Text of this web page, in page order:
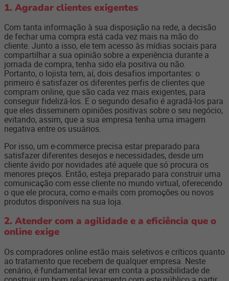
1. Agradar clientes exigentes
Com tanta informação à sua disposição na rede, a decisão
de fechar uma compra está cada vez mais na mão do
cliente. Junto a isso, ele tem acesso às mídias sociais para
compartilhar a sua opinião sobre a experiência durante a
jornada de compra, tenha sido ela positiva ou não.
Portanto, o lojista tem, aí, dois desafios importantes: o
primeiro é satisfazer os diferentes perfis de clientes que
compram online, que são cada vez mais exigentes, para
conseguir fidelizá-los. E o segundo desafio é agradá-los para
que eles disseminem opiniões positivas sobre o seu negócio,
evitando, assim, que a sua empresa tenha uma imagem
negativa entre os usuários.
Por isso, um e-commerce precisa estar preparado para
satisfazer diferentes desejos e necessidades, desde um
cliente ávido por novidades até aquele que só procura os
menores preços. Então, esteja preparado para construir uma
comunicação com esse cliente no mundo virtual, oferecendo
o que ele procura, como e-mails com promoções ou novos
produtos disponíveis na sua loja.
2. Atender com a agilidade e a eficiência que o
online exige
Os compradores online estão mais seletivos e críticos quanto
ao tratamento que recebem de qualquer empresa. Neste
cenário, é fundamental levar em conta a possibilidade de